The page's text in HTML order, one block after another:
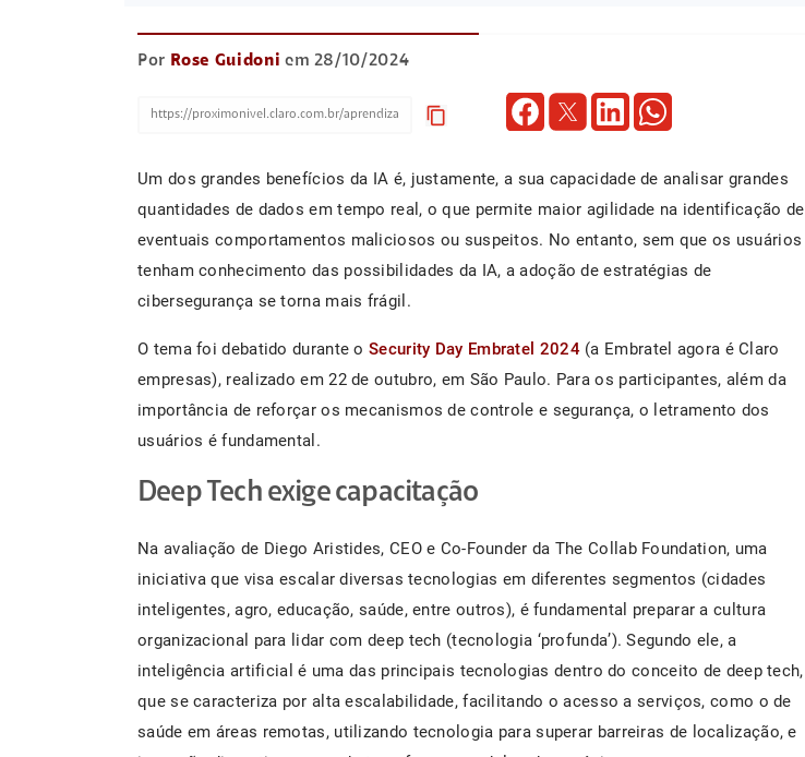
Por Rose Guidoni em 28/10/2024
content_copy
Um dos grandes benefícios da IA é, justamente, a sua capacidade de analisar grandes
quantidades de dados em tempo real, o que permite maior agilidade na identificação de
eventuais comportamentos maliciosos ou suspeitos. No entanto, sem que os usuários
tenham conhecimento das possibilidades da IA, a adoção de estratégias de
cibersegurança se torna mais frágil.
O tema foi debatido durante o Security Day Embratel 2024(a Embratel agora é Claro
empresas), realizado em 22 de outubro, em São Paulo. Para os participantes, além da
importância de reforçar os mecanismos de controle e segurança, o letramento dos
usuários é fundamental.
Deep Tech exige capacitação
Na avaliação de Diego Aristides, CEO e Co-Founder da The Collab Foundation, uma
iniciativa que visa escalar diversas tecnologias em diferentes segmentos (cidades
inteligentes, agro, educação, saúde, entre outros), é fundamental preparar a cultura
organizacional para lidar com deep tech (tecnologia ‘profunda’). Segundo ele, a
inteligência artificial é uma das principais tecnologias dentro do conceito de deep tech,
que se caracteriza por alta escalabilidade, facilitando o acesso a serviços, como o de
saúde em áreas remotas, utilizando tecnologia para superar barreiras de localização​, e